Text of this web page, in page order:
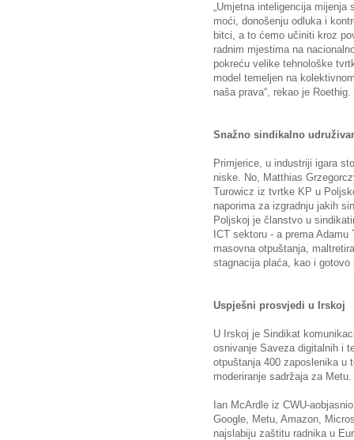
„Umjetna inteligencija
moći, donošenju odluka i
bitci, a to ćemo učiniti kroz
radnim mjestima na
pokreću velike tehnološke
model temeljen na
naša prava“, rekao je Roethig.
Snažno sindikalno
Primjerice, u industriji igara
niske. No, Matthias
Turowicz iz tvrtke KP u
naporima za izgradnju jakih
Poljskoj je članstvo u
ICT sektoru - a prema
masovna otpuštanja,
stagnacija plaća, kao i
Uspješni prosvjedi u Irskoj
U Irskoj je Sindikat
osnivanje Saveza digitalnih i
otpuštanja 400 zaposlenika u
moderiranje sadržaja za Metu.
Ian McArdle iz CWU-
Google, Metu, Amazon,
najslabiju zaštitu radnika u